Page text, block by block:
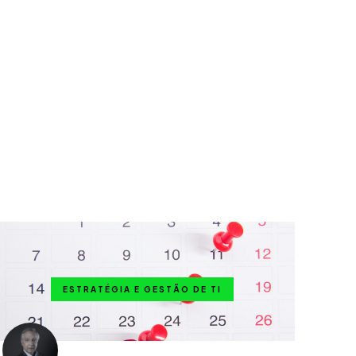
ESTRATÉGIA E GESTÃO DE TI